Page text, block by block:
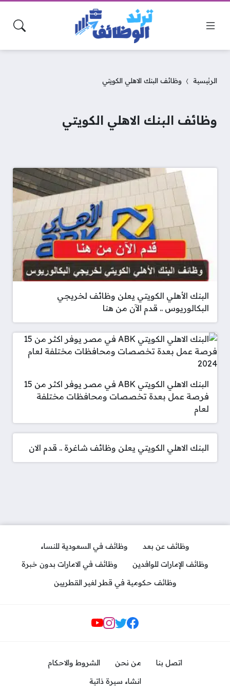
الرئيسية وظائف البنك الاهلي الكويتي
وظائف البنك الاهلي الكويتي
البنك الأهلي الكويتي يعلن وظائف لخريجي
البكالوريوس .. قدم الآن من هنا
البنك الاهلي الكويتي ABK في مصر يوفر اكثر من 15
فرصة عمل بعدة تخصصات ومحافظات مختلفة
لعام
البنك الاهلي الكويتي يعلن وظائف شاغرة .. قدم الان
وظائف عن بعد
وظائف في السعودية للنساء
وظائف الإمارات للوافدين
وظائف في الامارات بدون خبرة
وظائف حكومية في قطر لغير القطريين
مواقع التواصل
اتصل بنا من نحن
الشروط والاحكام
انشاء سيرة ذاتية